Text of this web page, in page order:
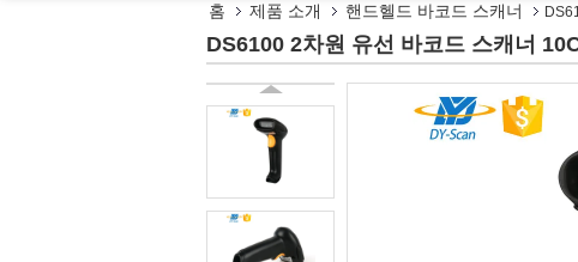
홈 제품 소개 핸드헬드 바코드 스캐너
DS6100 2차원 유선 바코드 스캐너